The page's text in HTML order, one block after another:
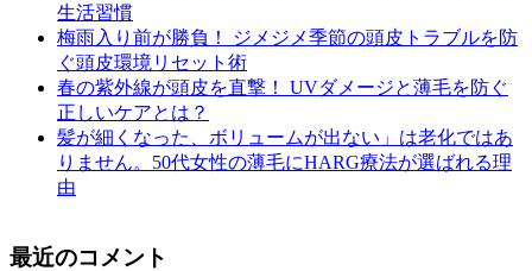
生活習慣
梅雨入り前が勝負！ ジメジメ季節の頭皮トラブルを防
ぐ頭皮環境リセット術
春の紫外線が頭皮を直撃！ UVダメージと薄毛を防ぐ
正しいケアとは？
髪が細くなった、ボリュームが出ない」は老化ではあ
りません。50代女性の薄毛にHARG療法が選ばれる理
由
最近のコメント